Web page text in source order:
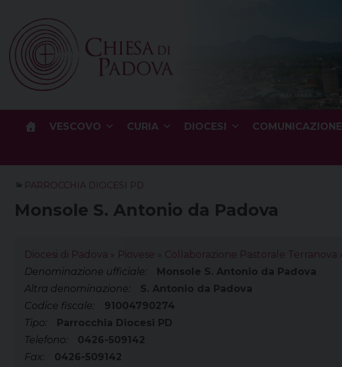
content
VESCOVO CURIA DIOCESI COMUNICAZIONE
PARROCCHIA DIOCESI PD
Monsole S. Antonio da Padova
Diocesi di Padova Piovese Collaborazione Pastorale Terranova
Denominazione ufficiale:
Monsole S. Antonio da Padova
Altra denominazione:
S. Antonio da Padova
Codice fiscale:
91004790274
Tipo:
Parrocchia Diocesi PD
Telefono:
0426-509142
Fax:
0426-509142